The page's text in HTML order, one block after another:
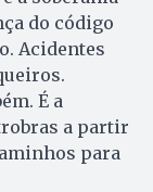
do código
Acidentes
É a
a partir
para